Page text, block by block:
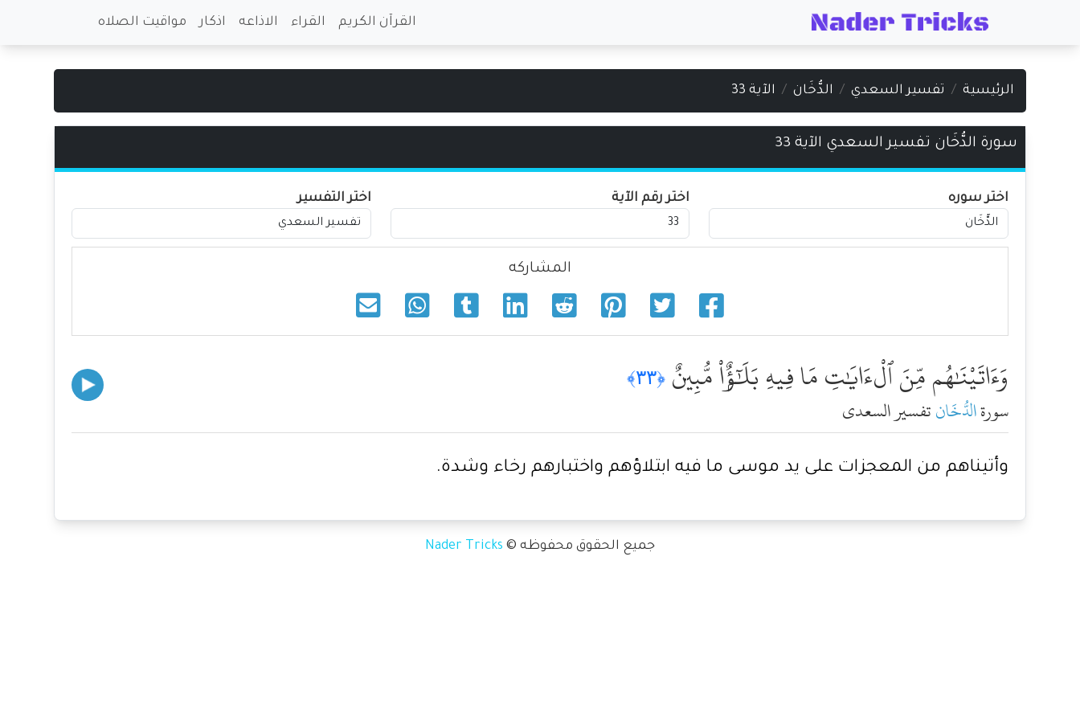
القرآن الكريم القراء الاذاعه اذكار مواقيت الصلاه
الرئيسية تفسير السعدي الدُّخَان الآية 33
سورة الدُّخَان تفسير السعدي الآية 33
اختر سوره اختر رقم الآية اختر التفسير
المشاركه
وَءَاتَيْنَٰهُم مِّنَ ٱلْءَايَٰتِ مَا فِيهِ بَلَٰٓؤٌۭاْ مُّبِينٌ﴿٣٣﴾
سورةالدُّخَانتفسير السعدي
وأتيناهم من المعجزات على يد موسى ما فيه ابتلاؤهم واختبارهم رخاء وشدة.
جميع الحقوق محفوظه © Nader Tricks